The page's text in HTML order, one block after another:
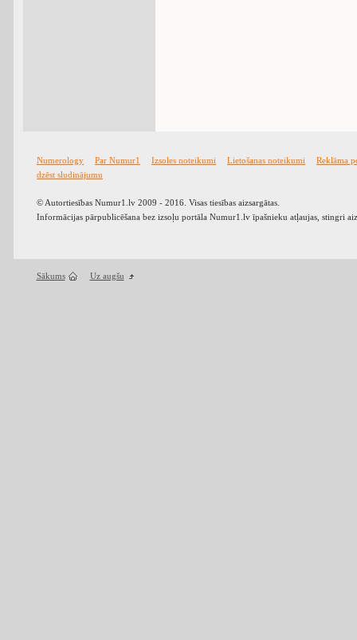
Numerology Par Numur1 Izsoles noteikumi Lietošanas noteikumi
Reklāma
dzēst sludinājumu
© Autortiesības Numur1.lv 2009 - 2016. Visas tiesības aizsargātas.
Informācijas pārpublicēšana bez izsoļu portāla Numur1.lv īpašnieku atļaujas, stingri
Sākums Uz augšu